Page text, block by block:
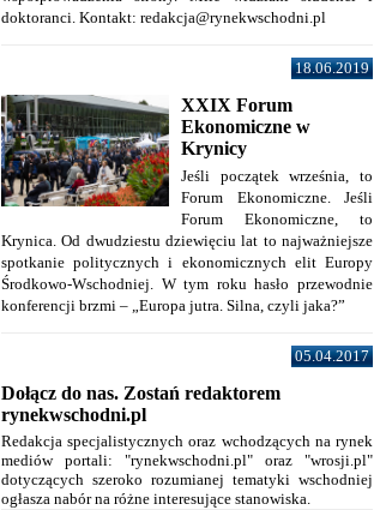
doktoranci. Kontakt: redakcja@rynekwschodni.pl
18.06.2019
XXIX Forum
Ekonomiczne w
Krynicy
Jeśli początek września, to
Forum Ekonomiczne. Jeśli
Forum Ekonomiczne, to
Krynica. Od dwudziestu dziewięciu lat to najważniejsze
spotkanie politycznych i ekonomicznych elit Europy
Środkowo-Wschodniej. W tym roku hasło przewodnie
konferencji brzmi – „Europa jutra. Silna, czyli jaka?”
05.04.2017
Dołącz do nas. Zostań redaktorem
rynekwschodni.pl
Redakcja specjalistycznych oraz wchodzących na rynek
mediów portali: "rynekwschodni.pl" oraz "wrosji.pl"
dotyczących szeroko rozumianej tematyki wschodniej
ogłasza nabór na różne interesujące stanowiska.